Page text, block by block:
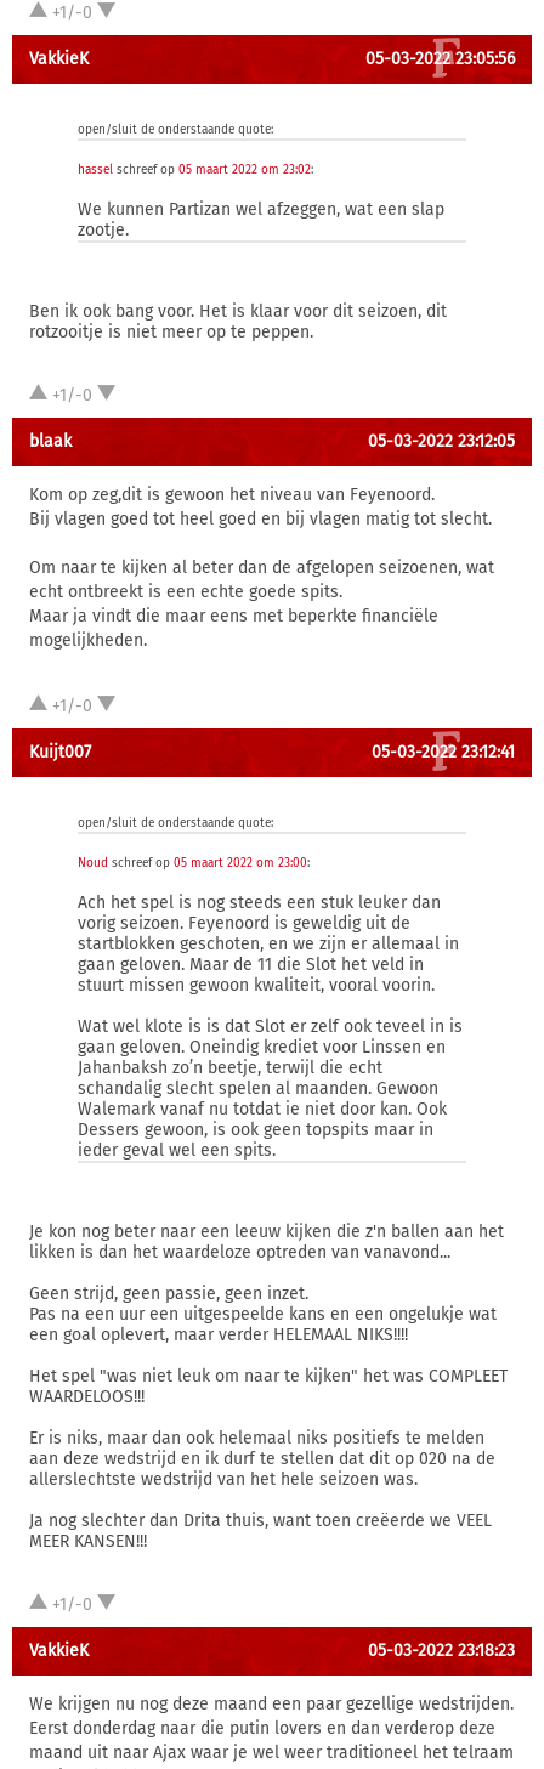
+1/-0
VakkieK 05-03-2022 23:05:56
open/sluit de onderstaande quote:
hassel schreef op 05 maart 2022 om 23:02:
We kunnen Partizan wel afzeggen, wat een slap
zootje.
Ben ik ook bang voor. Het is klaar voor dit seizoen, dit
rotzooitje is niet meer op te peppen.
+1/-0
blaak 05-03-2022 23:12:05
Kom op zeg,dit is gewoon het niveau van Feyenoord.
Bij vlagen goed tot heel goed en bij vlagen matig tot slecht.
Om naar te kijken al beter dan de afgelopen seizoenen, wat
echt ontbreekt is een echte goede spits.
Maar ja vindt die maar eens met beperkte financiële
mogelijkheden.
+1/-0
Kuijt007 05-03-2022 23:12:41
open/sluit de onderstaande quote:
Noud schreef op 05 maart 2022 om 23:00:
Ach het spel is nog steeds een stuk leuker dan
vorig seizoen. Feyenoord is geweldig uit de
startblokken geschoten, en we zijn er allemaal in
gaan geloven. Maar de 11 die Slot het veld in
stuurt missen gewoon kwaliteit, vooral voorin.
Wat wel klote is is dat Slot er zelf ook teveel in is
gaan geloven. Oneindig krediet voor Linssen en
Jahanbaksh zo’n beetje, terwijl die echt
schandalig slecht spelen al maanden. Gewoon
Walemark vanaf nu totdat ie niet door kan. Ook
Dessers gewoon, is ook geen topspits maar in
ieder geval wel een spits.
Je kon nog beter naar een leeuw kijken die z'n ballen aan het
likken is dan het waardeloze optreden van vanavond...
Geen strijd, geen passie, geen inzet.
Pas na een uur een uitgespeelde kans en een ongelukje wat
een goal oplevert, maar verder HELEMAAL NIKS!!!!
Het spel "was niet leuk om naar te kijken" het was COMPLEET
WAARDELOOS!!!
Er is niks, maar dan ook helemaal niks positiefs te melden
aan deze wedstrijd en ik durf te stellen dat dit op 020 na de
allerslechtste wedstrijd van het hele seizoen was.
Ja nog slechter dan Drita thuis, want toen creëerde we VEEL
MEER KANSEN!!!
+1/-0
VakkieK 05-03-2022 23:18:23
We krijgen nu nog deze maand een paar gezellige wedstrijden.
Eerst donderdag naar die putin lovers en dan verderop deze
maand uit naar Ajax waar je wel weer traditioneel het telraam